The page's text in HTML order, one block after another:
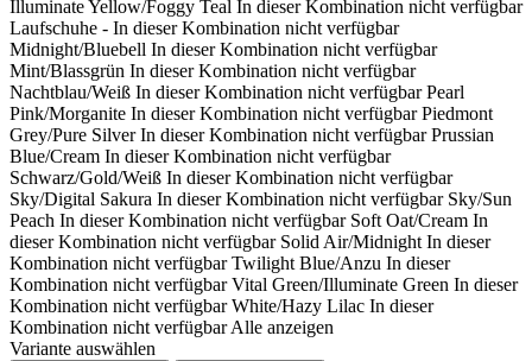
Illuminate Yellow/Foggy Teal In dieser Kombination nicht verfügbar
Laufschuhe - In dieser Kombination nicht verfügbar
Midnight/Bluebell In dieser Kombination nicht verfügbar
Mint/Blassgrün In dieser Kombination nicht verfügbar
Nachtblau/Weiß In dieser Kombination nicht verfügbar Pearl
Pink/Morganite In dieser Kombination nicht verfügbar Piedmont
Grey/Pure Silver In dieser Kombination nicht verfügbar Prussian
Blue/Cream In dieser Kombination nicht verfügbar
Schwarz/Gold/Weiß In dieser Kombination nicht verfügbar
Sky/Digital Sakura In dieser Kombination nicht verfügbar Sky/Sun
Peach In dieser Kombination nicht verfügbar Soft Oat/Cream In
dieser Kombination nicht verfügbar Solid Air/Midnight In dieser
Kombination nicht verfügbar Twilight Blue/Anzu In dieser
Kombination nicht verfügbar Vital Green/Illuminate Green In dieser
Kombination nicht verfügbar White/Hazy Lilac In dieser
Kombination nicht verfügbar Alle anzeigen
Variante auswählen